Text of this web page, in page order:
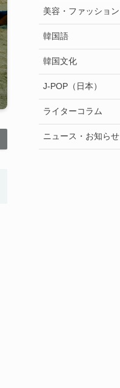
美容・ファッション
韓国語
韓国文化
J-POP（日本）
ライターコラム
ニュース・お知らせ